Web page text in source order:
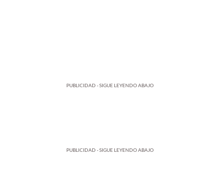
PUBLICIDAD - SIGUE LEYENDO ABAJO
PUBLICIDAD - SIGUE LEYENDO ABAJO